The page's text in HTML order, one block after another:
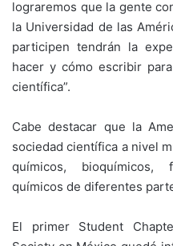
lograremos que la gente
la Universidad de las
participen tendrán la
hacer y cómo escribir
científica”.
Cabe destacar que la
sociedad científica a nivel
químicos, bioquímicos,
químicos de diferentes
El primer Student